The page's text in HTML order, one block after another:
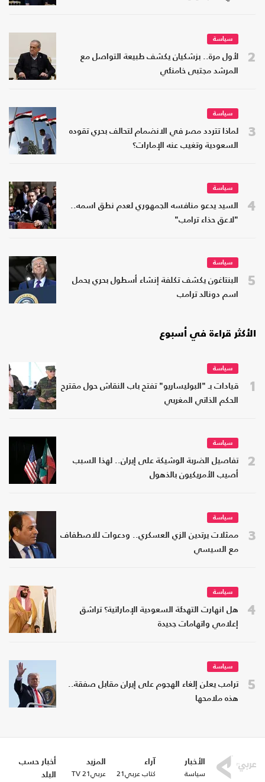
2
سياسة
لأول مرة.. بزشكيان يكشف طبيعة التواصل مع
المرشد مجتبى خامنئي
3
سياسة
لماذا تتردد مصر في الانضمام لتحالف بحري تقوده
السعودية وتغيب عنه الإمارات؟
4
سياسة
السيد يدعو منافسه الجمهوري لعدم نطق اسمه..
"لاعق حذاء ترامب"
5
سياسة
البنتاغون يكشف تكلفة إنشاء أسطول بحري يحمل
اسم دونالد ترامب
الأكثر قراءة في أسبوع
1
سياسة
قيادات بـ "البوليساريو" تفتح باب النقاش حول مقترح
الحكم الذاتي المغربي
2
سياسة
تفاصيل الضربة الوشيكة على إيران.. لهذا السبب
أصيب الأمريكيون بالذهول
3
سياسة
ممثلات يرتدين الزي العسكري.. ودعوات للاصطفاف
مع السيسي
4
سياسة
هل انهارت التهدئة السعودية الإماراتية؟ تراشق
إعلامي واتهامات جديدة
5
سياسة
ترامب يعلن إلغاء الهجوم على إيران مقابل صفقة..
هذه ملامحها
الأخبار
سياسة
آراء
كتاب عربي21
المزيد
عربي21 TV
أخبار حسب
البلد